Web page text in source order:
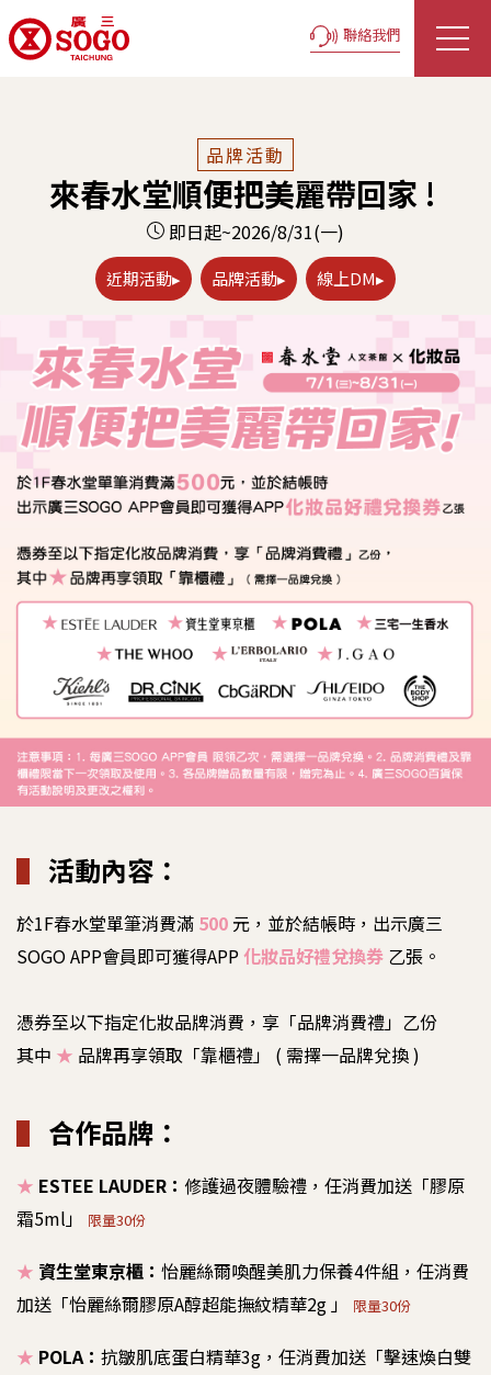
聯絡我們
品牌活動
來春水堂順便把美麗帶回家 !
即日起~2026/8/31(一)
近期活動▸ 品牌活動▸ 線上DM▸
▌ 活動內容：
於1F春水堂單筆消費滿 500 元，並於結帳時，出示廣三
SOGO APP會員即可獲得APP化妝品好禮兌換券 乙張。
憑券至以下指定化妝品牌消費，享「品牌消費禮」乙份
其中 ★ 品牌再享領取「靠櫃禮」 ( 需擇一品牌兌換 )
▌ 合作品牌：
★ ESTEE LAUDER： 修護過夜體驗禮，任消費加送「膠原
霜5ml」
限量30份
★ 資生堂東京櫃： 怡麗絲爾喚醒美肌力保養4件組，任消費
加送「怡麗絲爾膠原A醇超能撫紋精華2g 」
限量30份
★ POLA： 抗皺肌底蛋白精華3g，任消費加送「擊速煥白雙